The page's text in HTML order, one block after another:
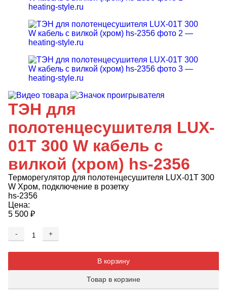
ТЭН для
полотенцесушителя LUX-
01T 300 W кабель с
вилкой (хром) hs-2356
Терморегулятор для полотенцесушителя LUX-01T 300
W Хром, подключение в розетку
hs-2356
Цена:
5 500 ₽
-
+
В корзину
Товар в корзине